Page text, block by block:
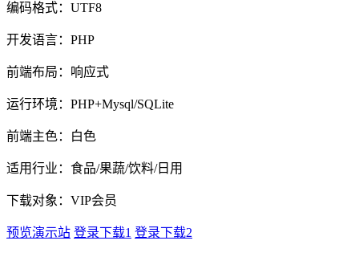
编码格式：UTF8
开发语言：PHP
前端布局：响应式
运行环境：PHP+Mysql/SQLite
前端主色：白色
适用行业：食品/果蔬/饮料/日用
下载对象：VIP会员
预览演示站 登录下载1 登录下载2